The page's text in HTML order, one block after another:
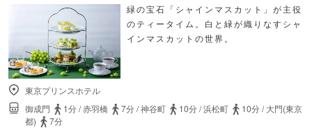
緑の宝石「シャインマスカット」が主役
のティータイム。白と緑が織りなすシャ
インマスカットの世界。
東京プリンスホテル
御成門
1分/赤羽橋 7分/神谷町 10分/浜松町 10分/大門(東京
都)
7分